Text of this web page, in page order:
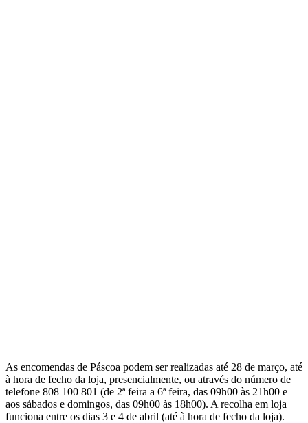
As encomendas de Páscoa podem ser realizadas até 28 de março, até
à hora de fecho da loja, presencialmente, ou através do número de
telefone 808 100 801 (de 2ª feira a 6ª feira, das 09h00 às 21h00 e
aos sábados e domingos, das 09h00 às 18h00). A recolha em loja
funciona entre os dias 3 e 4 de abril (até à hora de fecho da loja).